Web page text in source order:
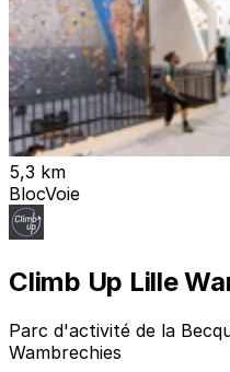
5,3 km
BlocVoie
Climb Up Lille
Parc d'activité de la
Wambrechies